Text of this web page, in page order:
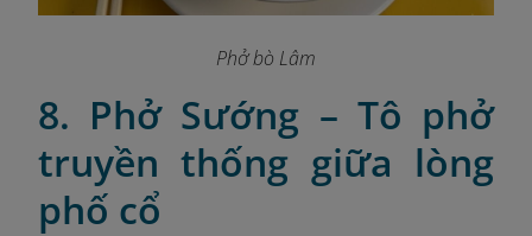
Phở bò Lâm
8. Phở Sướng – Tô phở
truyền thống giữa lòng
phố cổ